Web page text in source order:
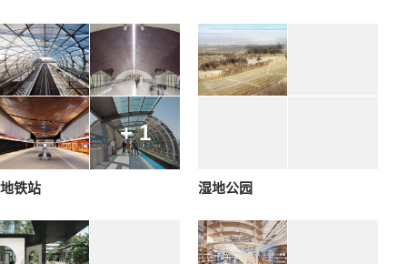
+ 1
地铁站 湿地公园